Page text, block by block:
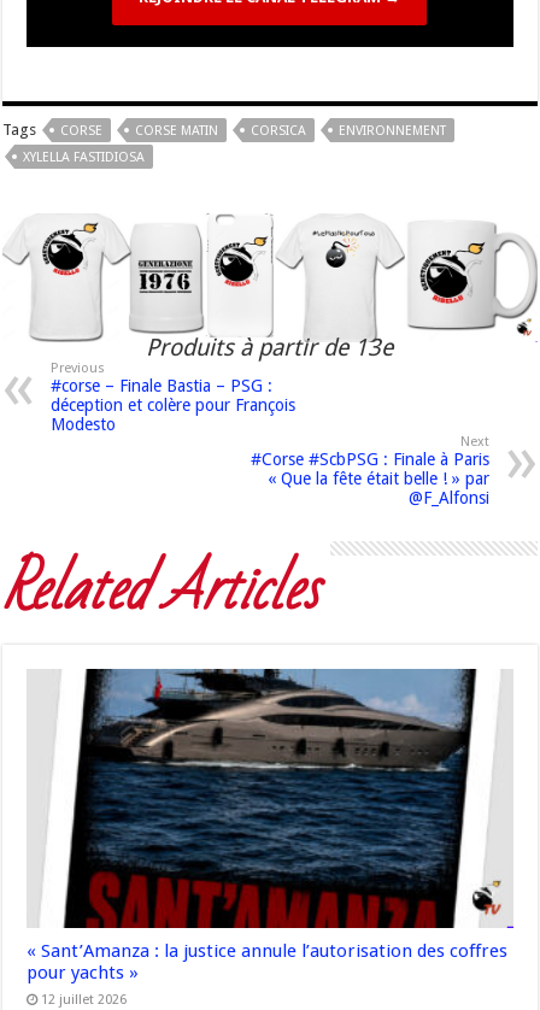
Tags CORSE CORSE MATIN CORSICA
ENVIRONNEMENT
XYLELLA FASTIDIOSA
Produits à partir de 13e
Previous
#corse – Finale Bastia – PSG :
déception et colère pour François
Modesto
Next
#Corse #ScbPSG : Finale à Paris
« Que la fête était belle ! » par
@F_Alfonsi
Related Articles
« Sant’Amanza : la justice annule l’autorisation des coffres
pour yachts »
12 juillet 2026